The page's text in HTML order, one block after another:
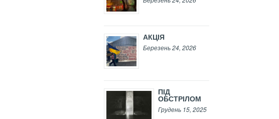
АКЦІЯ
Березень 24, 2026
ПІД
ОБСТРІЛОМ
Грудень 15, 2025